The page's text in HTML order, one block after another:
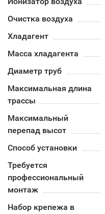
Очистка воздуха
Хладагент
Масса хладагента
Диаметр труб
Максимальная длина
трассы
Максимальный
перепад высот
Способ установки
Требуется
профессиональный
монтаж
Набор крепежа в